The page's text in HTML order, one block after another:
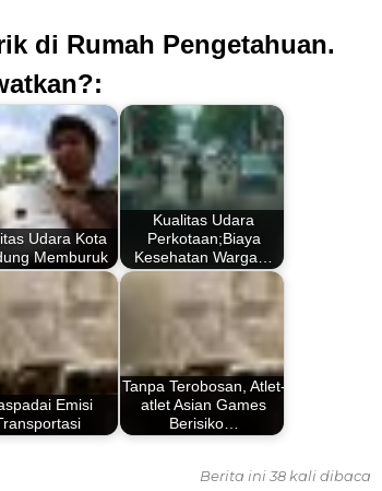
di Rumah Pengetahuan.
Udara Kota
Memburuk
Kualitas Udara
Perkotaan;Biaya
Kesehatan Warga…
Emisi
Tanpa Terobosan, Atlet-
atlet Asian Games
Berisiko…
Berita ini 38 kali dibaca